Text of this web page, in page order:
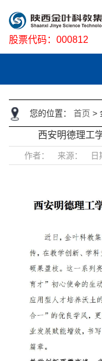
股票代码： 000812
您的位置： 首页 >
西安明德理工
作者： 来源： 日